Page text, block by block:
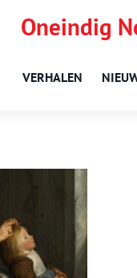
Oneindig
VERHALEN